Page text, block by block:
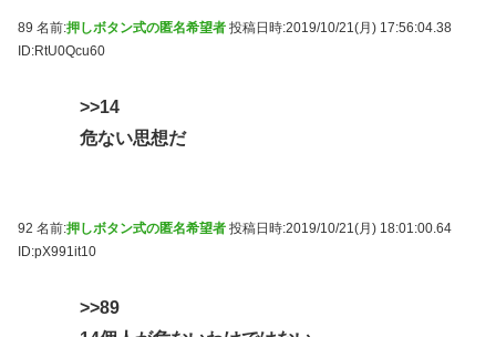
89 名前:押しボタン式の匿名希望者 投稿日時:2019/10/21(月) 17:56:04.38
ID:RtU0Qcu60
>>14
危ない思想だ
92 名前:押しボタン式の匿名希望者 投稿日時:2019/10/21(月) 18:01:00.64
ID:pX991it10
>>89